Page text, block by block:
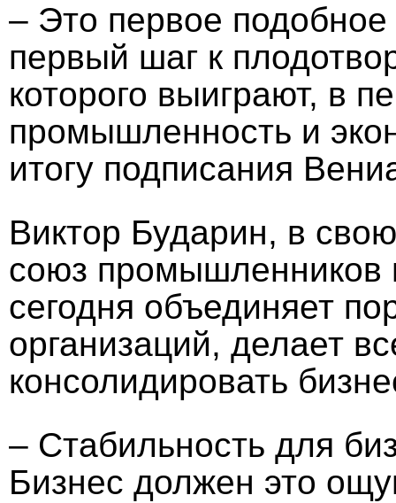
– Это первое
первый шаг к
которого выиграют, в
промышленность и
итогу подписания
Виктор Бударин, в
союз промышленников
сегодня объединяет
организаций, делает
консолидировать
– Стабильность для
Бизнес должен это